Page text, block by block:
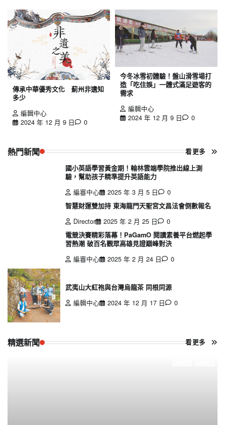
傳承中華優秀文化 薊州非遺知
多少
編輯中心
2024 年 12 月 9 日
0
今冬冰雪初體驗！盤山滑雪場打
造「吃住娛」一體式滿足遊客的
需求
編輯中心
2024 年 12 月 9 日
0
熱門新聞 看更多
國小英語學習黃金期！翰林雲端學院推出線上測
驗，幫助孩子精準提升英語能力
編審中心
2025 年 3 月 5 日
0
智慧財運雙加持 東海龍門天聖宮文昌法會倒數報名
Director
2025 年 2 月 25 日
0
電競決賽精彩落幕！PaGamO 閱讀素養平台燃起學
習熱潮 破百名觀眾高雄見證巔峰對決
編審中心
2025 年 2 月 24 日 0
武夷山大紅袍與台灣烏龍茶 同根同源
編輯中心
2024 年 12 月 17 日 0
精選新聞 看更多